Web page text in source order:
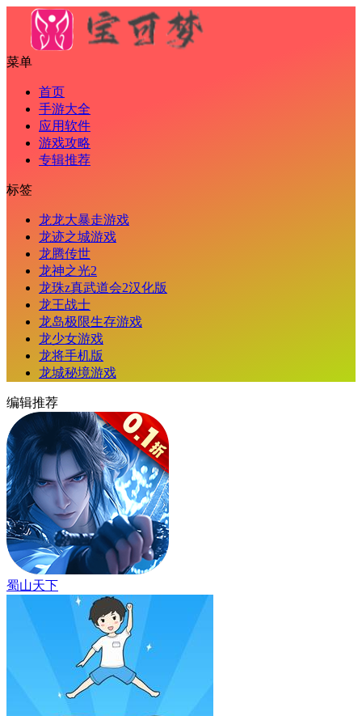
菜单
首页
手游大全
应用软件
游戏攻略
专辑推荐
标签
龙龙大暴走游戏
龙迹之城游戏
龙腾传世
龙神之光2
龙珠z真武道会2汉化版
龙王战士
龙岛极限生存游戏
龙少女游戏
龙将手机版
龙城秘境游戏
编辑推荐
蜀山天下